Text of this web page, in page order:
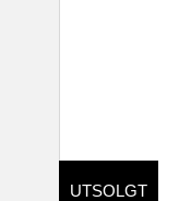
UTSOLGT